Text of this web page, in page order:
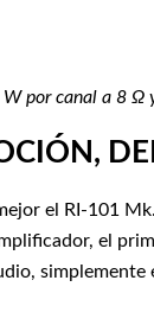
por canal a 8 Ω
el RI-101
el